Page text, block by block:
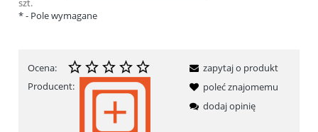
szt.
*- Pole wymagane
Ocena:
Producent:
zapytaj o produkt
poleć znajomemu
dodaj opinię